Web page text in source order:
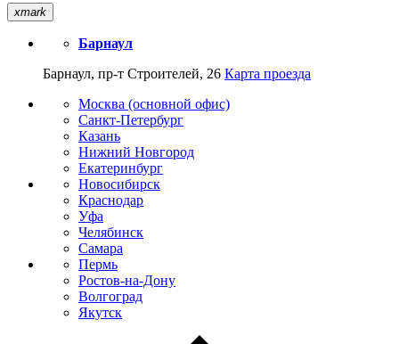
xmark
Барнаул
Барнаул, пр-т Строителей, 26 Карта проезда
Москва (основной офис)
Санкт-Петербург
Казань
Нижний Новгород
Екатеринбург
Новосибирск
Краснодар
Уфа
Челябинск
Самара
Пермь
Ростов-на-Дону
Волгоград
Якутск